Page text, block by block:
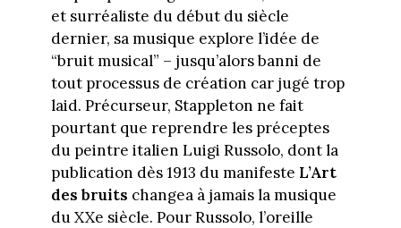
et surréaliste du début du siècle
dernier, sa musique explore l’idée de
“bruit musical” – jusqu’alors banni de
tout processus de création car jugé trop
laid. Précurseur, Stappleton ne fait
pourtant que reprendre les préceptes
du peintre italien Luigi Russolo, dont la
publication dès 1913 du manifeste L’Art
des bruits changea à jamais la musique
du XXe siècle. Pour Russolo, l’oreille